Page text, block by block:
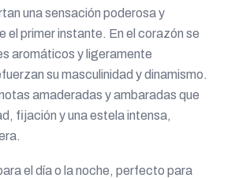
una sensación poderosa y
el primer instante. En el corazón se
aromáticos y ligeramente
su masculinidad y dinamismo.
amaderadas y ambaradas que
fijación y una estela intensa,
el día o la noche, perfecto para